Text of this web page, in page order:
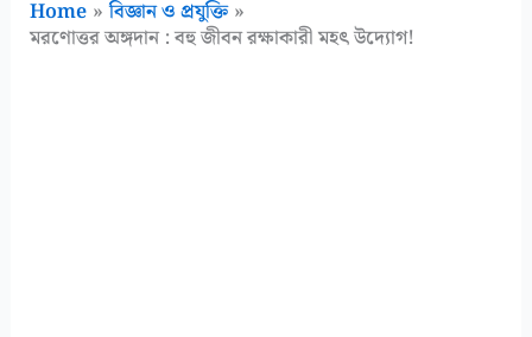
Home
বিজ্ঞান ও প্রযুক্তি
মরণোত্তর অঙ্গদান : বহু জীবন রক্ষাকারী মহৎ উদ্যোগ!